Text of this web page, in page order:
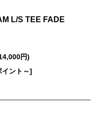
L/S TEE FADE
円)
ント～]